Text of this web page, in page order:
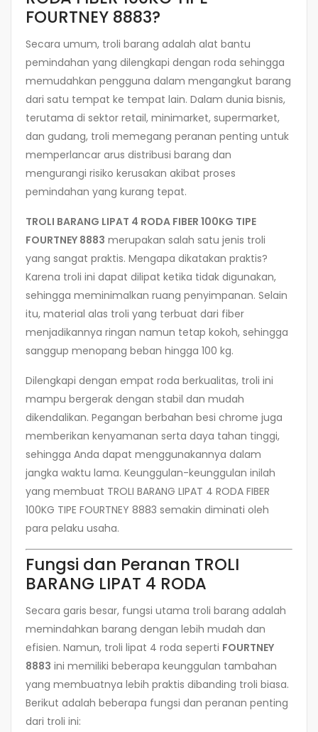
FOURTNEY 8883?
Secara umum, troli barang adalah alat bantu
pemindahan yang dilengkapi dengan roda sehingga
memudahkan pengguna dalam mengangkut barang
dari satu tempat ke tempat lain. Dalam dunia bisnis,
terutama di sektor retail, minimarket, supermarket,
dan gudang, troli memegang peranan penting untuk
memperlancar arus distribusi barang dan
mengurangi risiko kerusakan akibat proses
pemindahan yang kurang tepat.
TROLI BARANG LIPAT 4 RODA FIBER 100KG TIPE
FOURTNEY 8883 merupakan salah satu jenis troli
yang sangat praktis. Mengapa dikatakan praktis?
Karena troli ini dapat dilipat ketika tidak digunakan,
sehingga meminimalkan ruang penyimpanan. Selain
itu, material alas troli yang terbuat dari fiber
menjadikannya ringan namun tetap kokoh, sehingga
sanggup menopang beban hingga 100 kg.
Dilengkapi dengan empat roda berkualitas, troli ini
mampu bergerak dengan stabil dan mudah
dikendalikan. Pegangan berbahan besi chrome juga
memberikan kenyamanan serta daya tahan tinggi,
sehingga Anda dapat menggunakannya dalam
jangka waktu lama. Keunggulan-keunggulan inilah
yang membuat TROLI BARANG LIPAT 4 RODA FIBER
100KG TIPE FOURTNEY 8883 semakin diminati oleh
para pelaku usaha.
Fungsi dan Peranan TROLI
BARANG LIPAT 4 RODA
Secara garis besar, fungsi utama troli barang adalah
memindahkan barang dengan lebih mudah dan
efisien. Namun, troli lipat 4 roda seperti FOURTNEY
8883 ini memiliki beberapa keunggulan tambahan
yang membuatnya lebih praktis dibanding troli biasa.
Berikut adalah beberapa fungsi dan peranan penting
dari troli ini: